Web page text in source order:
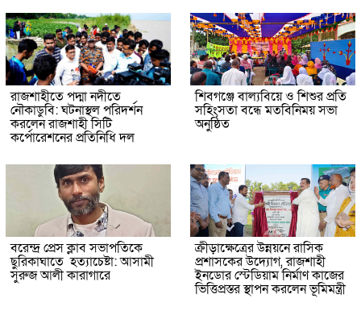
রাজশাহীতে পদ্মা নদীতে
নৌকাডুবি: ঘটনাস্থল পরিদর্শন
করলেন রাজশাহী সিটি
কর্পোরেশনের প্রতিনিধি দল
শিবগঞ্জে বাল্যবিয়ে ও শিশুর প্রতি
সহিংসতা বন্ধে মতবিনিময় সভা
অনুষ্ঠিত
বরেন্দ্র প্রেস ক্লাব সভাপতিকে
ছুরিকাঘাতে হত্যাচেষ্টা: আসামী
সুরুজ আলী কারাগারে
ক্রীড়াক্ষেত্রের উন্নয়নে রাসিক
প্রশাসকের উদ্যোগ, রাজশাহী
ইনডোর স্টেডিয়াম নির্মাণ কাজের
ভিত্তিপ্রস্তর স্থাপন করলেন ভূমিমন্ত্রী